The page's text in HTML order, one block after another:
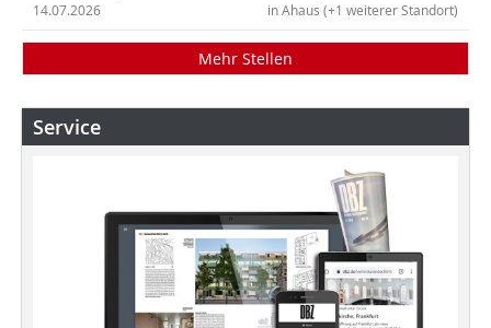
in Ahaus (+1 weiterer Standort)
14.07.2026
Mehr Stellen
Service